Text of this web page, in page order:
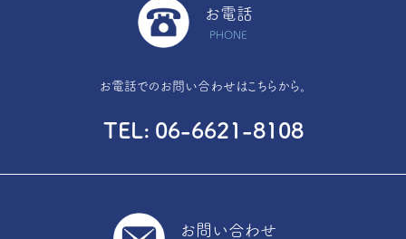
お電話
PHONE
お電話でのお問い合わせはこちらから。
TEL 06-6621-8108
お問い合わせ